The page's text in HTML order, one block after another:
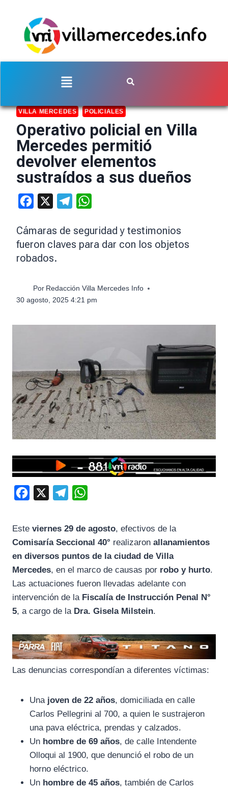
VILLA MERCEDES POLICIALES
Operativo policial en Villa
Mercedes permitió
devolver elementos
sustraídos a sus dueños
Facebook Telegram
Cámaras de seguridad y testimonios
fueron claves para dar con los objetos
robados.
Por Redacción Villa Mercedes Info
30 agosto, 2025 4:21 pm
e
b
o
o
k
g
r
a
m
s
A
p
p
Este viernes 29 de agosto, efectivos de la
Comisaría Seccional 40° realizaron allanamientos
en diversos puntos de la ciudad de Villa
Mercedes, en el marco de causas por robo y hurto.
Las actuaciones fueron llevadas adelante con
intervención de la Fiscalía de Instrucción Penal N°
5, a cargo de la Dra. Gisela Milstein.
Las denuncias correspondían a diferentes víctimas:
Una joven de 22 años, domiciliada en calle
Carlos Pellegrini al 700, a quien le sustrajeron
una pava eléctrica, prendas y calzados.
Un hombre de 69 años, de calle Intendente
Olloqui al 1900, que denunció el robo de un
horno eléctrico.
Un hombre de 45 años, también de Carlos